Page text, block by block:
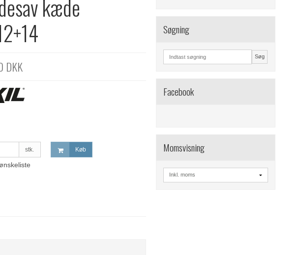
kæde
DKK
stk. Køb
Søgning
Søg
Facebook
Momsvisning